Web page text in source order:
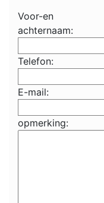
Voor-en
achternaam:
Telefon:
E-mail:
opmerking: